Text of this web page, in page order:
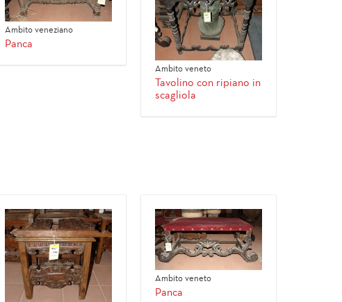
Ambito veneziano
Panca
Ambito veneto
Tavolino con ripiano in
scagliola
Ambito veneto
Panca